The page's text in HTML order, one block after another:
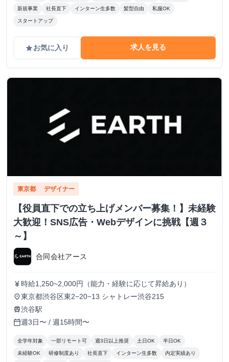
新規事業 社長直下 インターン生多数 髪型自由 私服OK
スタートアップ
gradeお気に入り 求人を見る
東京都 デザイナー
【役員直下での立ち上げメンバー募集！】未経験
大歓迎！SNS広告・Webデザインに挑戦【週３
～】
合同会社アース
currency_yen 時給1,250~2,000円（能力・経験に応じて昇給あり）
place東京都渋谷区東2−20−13 シャトレー渋谷215
train渋谷駅
calendar_today週3日〜 / 週15時間〜
全学年対象 一部リモート可 週3日以上推奨 土日OK 半日OK
未経験OK 研修制度あり 社長直下 インターン生多数 内定実績あり